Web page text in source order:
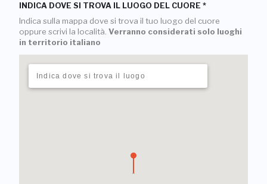
INDICA DOVE SI TROVA IL LUOGO DEL CUORE *
Indica sulla mappa dove si trova il tuo luogo del cuore
oppure scrivi la località. Verranno considerati solo luoghi
in territorio italiano